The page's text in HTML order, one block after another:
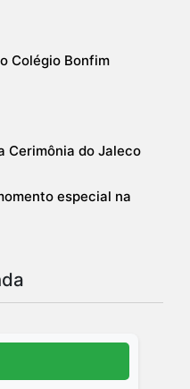
Colégio Bonfim
Cerimônia do Jaleco
especial na